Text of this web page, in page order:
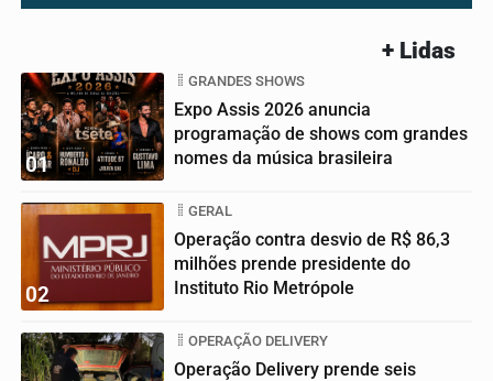
+ Lidas
01
GRANDES SHOWS
Expo Assis 2026 anuncia
programação de shows com grandes
nomes da música brasileira
02
GERAL
Operação contra desvio de R$ 86,3
milhões prende presidente do
Instituto Rio Metrópole
OPERAÇÃO DELIVERY
Operação Delivery prende seis